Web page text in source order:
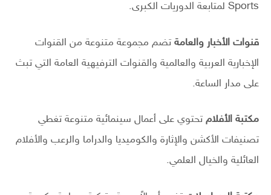
Sports لمتابعة الدوريات الكبرى.
قنوات الأخبار والعامة تضم مجموعة متنوعة من القنوات
الإخبارية العربية والعالمية والقنوات الترفيهية العامة التي تبث
على مدار الساعة.
مكتبة الأفلام تحتوي على أعمال سينمائية متنوعة تغطي
تصنيفات الأكشن والإثارة والكوميديا والدراما والرعب والأفلام
العائلية والخيال العلمي.